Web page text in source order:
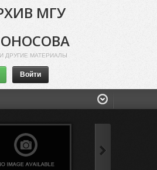
МГУ
ДРУГИЕ МАТЕРИАЛЫ
Войти